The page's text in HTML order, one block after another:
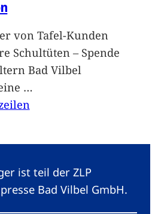
von Tafel-Kunden
Schultüten – Spende
Bad Vilbel
…
ist teil der ZLP
Bad Vilbel GmbH.